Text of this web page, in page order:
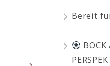
Bereit
BOCK